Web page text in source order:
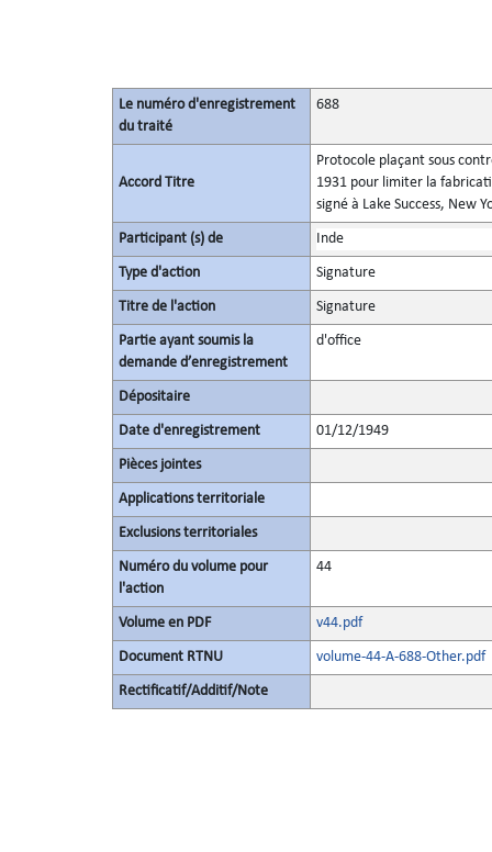
Le numéro d'enregistrement
du traité
688
Accord Titre
Protocole plaçant sous
1931 pour limiter la
signé à Lake Success, New
Participant (s) de Inde
Type d'action Signature
Titre de l'action Signature
Partie ayant soumis la
demande d’enregistrement
d'office
Dépositaire
Date d'enregistrement 01/12/1949
Pièces jointes
Applications territoriale
Exclusions territoriales
Numéro du volume pour
l'action
44
Volume en PDF v44.pdf
Document RTNU volume-44-A-688-Other.pdf
Rectificatif/Additif/Note